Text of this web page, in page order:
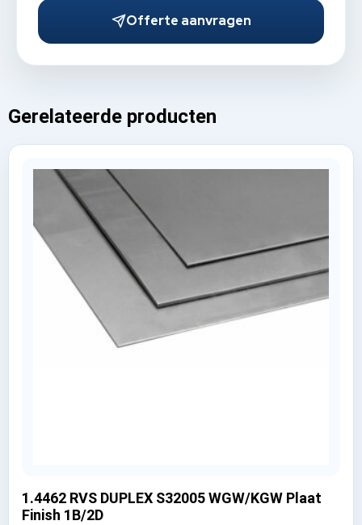
Offerte aanvragen
Gerelateerde producten
1.4462 RVS DUPLEX S32005 WGW/KGW Plaat
Finish 1B/2D